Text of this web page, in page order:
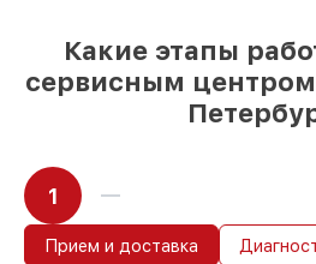
Какие этапы
сервисным
1
Прием и доставка